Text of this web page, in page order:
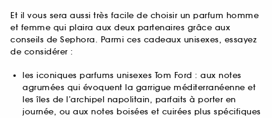
Et il vous sera aussi très facile de choisir un parfum homme
et femme qui plaira aux deux partenaires grâce aux
conseils de Sephora. Parmi ces cadeaux unisexes, essayez
de considérer :
les iconiques parfums unisexes Tom Ford : aux notes
agrumées qui évoquent la garrigue méditerranéenne et
les îles de l’archipel napolitain, parfaits à porter en
journée, ou aux notes boisées et cuirées plus spécifiques